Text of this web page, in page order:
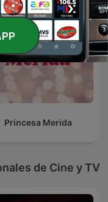
Princesa Merida
de Cine y TV